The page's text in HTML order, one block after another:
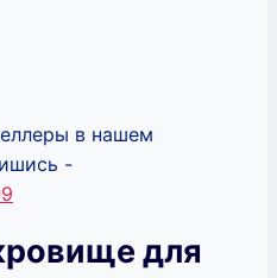
в нашем
-
для